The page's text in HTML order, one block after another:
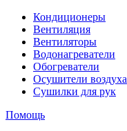
Кондиционеры
Вентиляция
Вентиляторы
Водонагреватели
Обогреватели
Осушители воздуха
Сушилки для рук
Помощь